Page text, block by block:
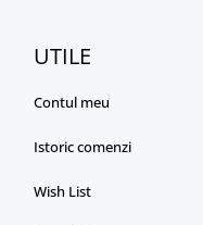
UTILE
Contul meu
Istoric comenzi
Wish List